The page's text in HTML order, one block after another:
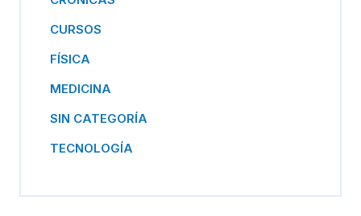
CURSOS
FÍSICA
MEDICINA
SIN CATEGORÍA
TECNOLOGÍA